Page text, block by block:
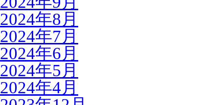
2024年8月
2024年7月
2024年6月
2024年5月
2024年4月